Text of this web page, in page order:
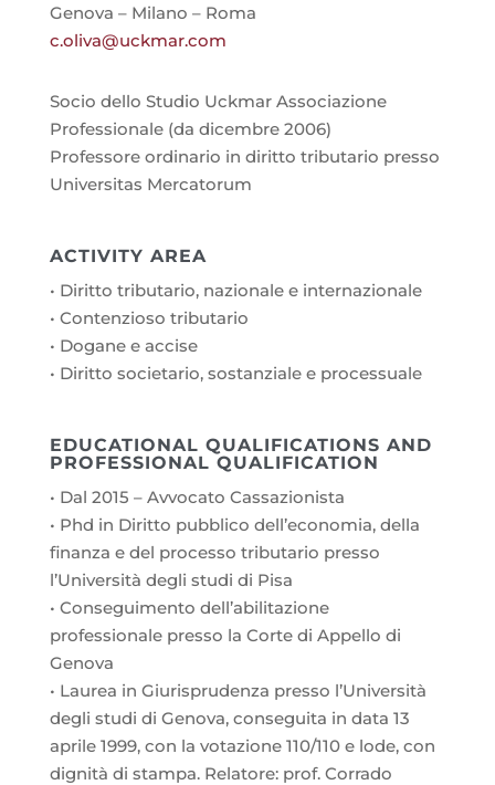
Genova – Milano – Roma
c.oliva@uckmar.com
Socio dello Studio Uckmar Associazione
Professionale (da dicembre 2006)
Professore ordinario in diritto tributario presso
Universitas Mercatorum
ACTIVITY AREA
• Diritto tributario, nazionale e internazionale
• Contenzioso tributario
• Dogane e accise
• Diritto societario, sostanziale e processuale
EDUCATIONAL QUALIFICATIONS AND
PROFESSIONAL QUALIFICATION
• Dal 2015 – Avvocato Cassazionista
• Phd in Diritto pubblico dell’economia, della
finanza e del processo tributario presso
l’Università degli studi di Pisa
• Conseguimento dell’abilitazione
professionale presso la Corte di Appello di
Genova
• Laurea in Giurisprudenza presso l’Università
degli studi di Genova, conseguita in data 13
aprile 1999, con la votazione 110/110 e lode, con
dignità di stampa. Relatore: prof. Corrado